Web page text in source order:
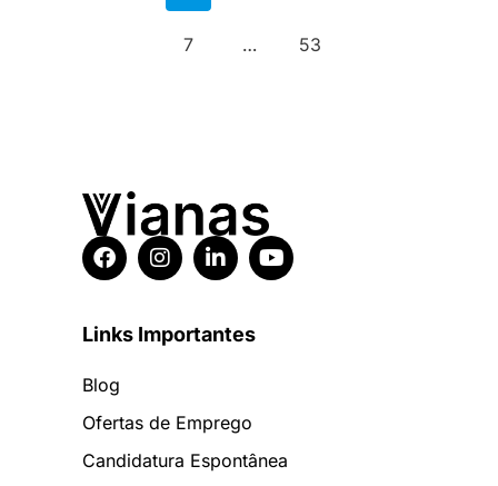
7 … 53
Links Importantes
Blog
Ofertas de Emprego
Candidatura Espontânea